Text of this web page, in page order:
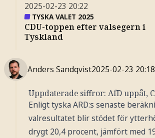
2025-02-23 20:22
TYSKA VALET 2025
CDU-toppen efter valsegern i
Tyskland
Anders Sandqvist2025-02-23 20:18
Uppdaterade siffror: AfD uppåt,
Enligt tyska ARD:s senaste
valresultatet blir stödet för
drygt 20,4 procent, jämfört med